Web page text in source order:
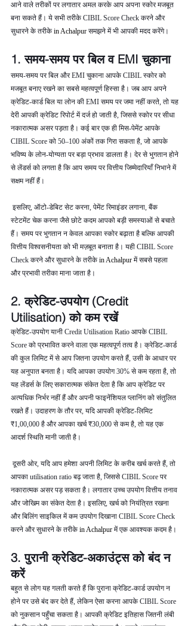
आने वाले तरीकों पर लगातार अमल करके आप अपना स्कोर मजबूत
बना सकते हैं। ये सभी तरीके CIBIL Score Check करने और
सुधारने के तरीके in Achalpur समझने में भी आपकी मदद करेंगे।
1. समय-समय पर बिल व EMI चुकाना
समय-समय पर बिल और EMI चुकाना आपके CIBIL स्कोर को
मजबूत बनाए रखने का सबसे महत्वपूर्ण हिस्सा है। जब आप अपने
क्रेडिट-कार्ड बिल या लोन की EMI समय पर जमा नहीं करते, तो यह
देरी आपकी क्रेडिट रिपोर्ट में दर्ज हो जाती है, जिससे स्कोर पर सीधा
नकारात्मक असर पड़ता है। कई बार एक ही मिस-पेमेंट आपके
CIBIL Score को 50–100 अंकों तक गिरा सकता है, जो आपके
भविष्य के लोन-योग्यता पर बड़ा प्रभाव डालता है। देर से भुगतान होने
से लेंडर्स को लगता है कि आप समय पर वित्तीय जिम्मेदारियाँ निभाने में
सक्षम नहीं हैं।
इसलिए, ऑटो-डेबिट सेट करना, पेमेंट रिमाइंडर लगाना, बैंक
स्टेटमेंट चेक करना जैसे छोटे कदम आपको बड़ी समस्याओं से बचाते
हैं। समय पर भुगतान न केवल आपका स्कोर बढ़ाता है बल्कि आपकी
वित्तीय विश्वसनीयता को भी मज़बूत बनाता है। यही CIBIL Score
Check करने और सुधारने के तरीके in Achalpur में सबसे पहला
और प्रभावी तरीका माना जाता है।
2. क्रेडिट-उपयोग (Credit
Utilisation) को कम रखें
क्रेडिट-उपयोग यानी Credit Utilisation Ratio आपके CIBIL
Score को प्रभावित करने वाला एक महत्वपूर्ण तत्व है। क्रेडिट-कार्ड
की कुल लिमिट में से आप जितना उपयोग करते हैं, उसी के आधार पर
यह अनुपात बनता है। यदि आपका उपयोग 30% से कम रहता है, तो
यह लेंडर्स के लिए सकारात्मक संकेत देता है कि आप क्रेडिट पर
अत्यधिक निर्भर नहीं हैं और अपनी फाइनेंशियल प्लानिंग को संतुलित
रखते हैं। उदाहरण के तौर पर, यदि आपकी क्रेडिट-लिमिट
₹1,00,000 है और आपका खर्च ₹30,000 से कम है, तो यह एक
आदर्श स्थिति मानी जाती है।
दूसरी ओर, यदि आप हमेशा अपनी लिमिट के करीब खर्च करते हैं, तो
आपका utilisation ratio बढ़ जाता है, जिससे CIBIL Score पर
नकारात्मक असर पड़ सकता है। लगातार उच्च उपयोग वित्तीय तनाव
और जोखिम का संकेत देता है। इसलिए, खर्च को नियंत्रित रखना
और बिलिंग साइकिल में कम उपयोग दिखाना CIBIL Score Check
करने और सुधारने के तरीके in Achalpur में एक आवश्यक कदम है।
3. पुरानी क्रेडिट-अकाउंट्स को बंद न
करें
बहुत से लोग यह गलती करते हैं कि पुराना क्रेडिट-कार्ड उपयोग न
होने पर उसे बंद कर देते हैं, लेकिन ऐसा करना आपके CIBIL Score
को नुकसान पहुँचा सकता है। आपकी क्रेडिट इतिहास जितनी लंबी